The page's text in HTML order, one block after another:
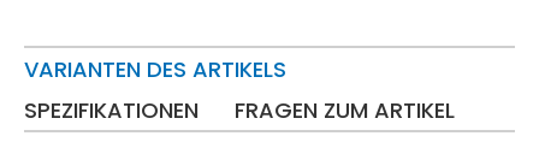
VARIANTEN DES ARTIKELS
SPEZIFIKATIONEN
FRAGEN ZUM ARTIKEL